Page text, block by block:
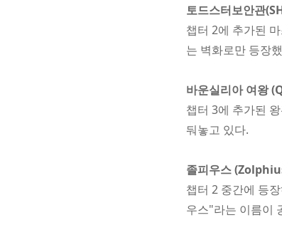
토드스터보안관
챕터 2에 추가된
는 벽화로만 등장
바운실리아 여왕
챕터 3에 추가된
둬놓고 있다.
졸피우스
챕터 2 중간에 등
우스"라는 이름이